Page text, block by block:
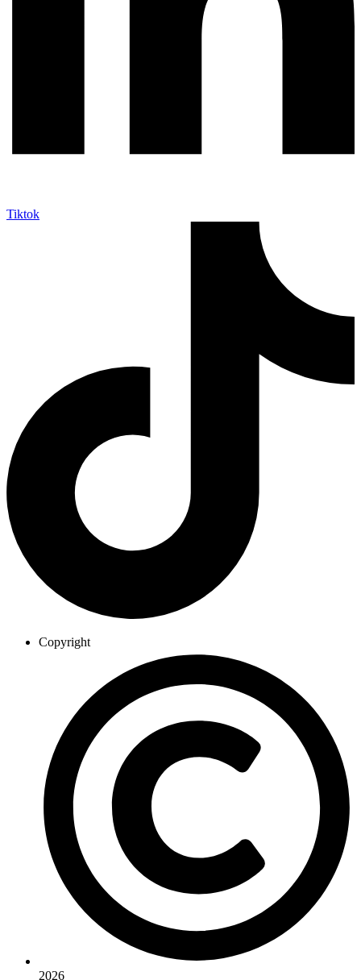
Tiktok
Copyright
2026